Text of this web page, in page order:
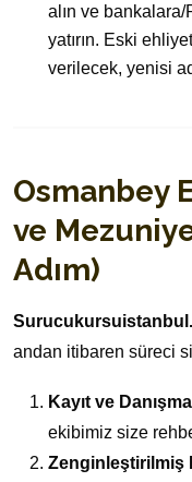
alın ve bankalara/
yatırın. Eski
verilecek, yenisi
Osmanbey
ve
Adım)
andan itibaren süreci
Kayıt ve
ekibimiz size
Zenginleştirilmiş